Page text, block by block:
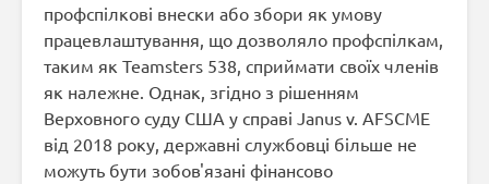
профспілкові внески або збори як умову
працевлаштування, що дозволяло профспілкам,
таким як Teamsters 538, сприймати своїх членів
як належне. Однак, згідно з рішенням
Верховного суду США у справі Janus v. AFSCME
від 2018 року, державні службовці більше не
можуть бути зобов'язані фінансово